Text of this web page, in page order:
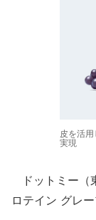
皮を活
実現
ドットミー（
ロテイン グレ